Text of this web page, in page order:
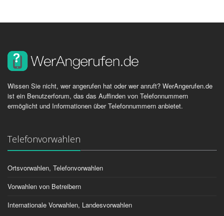
Wissen Sie nicht, wer angerufen hat oder wer anruft? WerAngerufen.de
ist ein Benutzerforum, das das Auffinden von Telefonnummern
ermöglicht und Informationen über Telefonnummern anbietet.
Telefonvorwahlen
Ortsvorwahlen, Telefonvorwahlen
Vorwahlen von Betreibern
Internationale Vorwahlen, Landesvorwahlen